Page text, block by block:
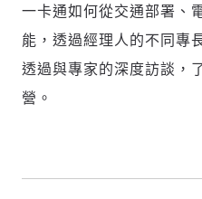
一卡通如何從交通部署、
能，透過經理人的不同專
透過與專家的深度訪談，
營。